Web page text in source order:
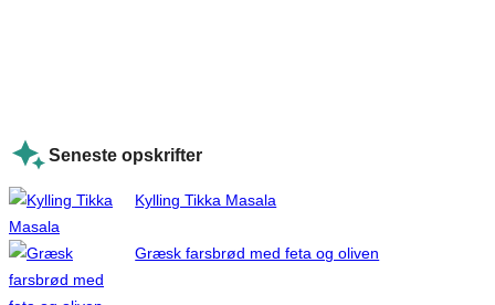
Seneste opskrifter
Kylling Tikka Masala
Græsk farsbrød med feta og oliven